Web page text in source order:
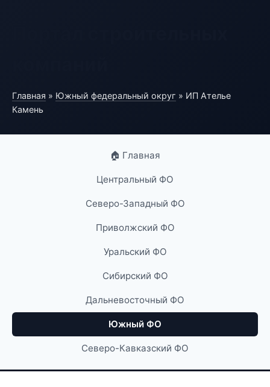
Главная » Южный федеральный округ » ИП Ателье
Камень
🏠 Главная
Центральный ФО
Северо-Западный ФО
Приволжский ФО
Уральский ФО
Сибирский ФО
Дальневосточный ФО
Южный ФО
Северо-Кавказский ФО